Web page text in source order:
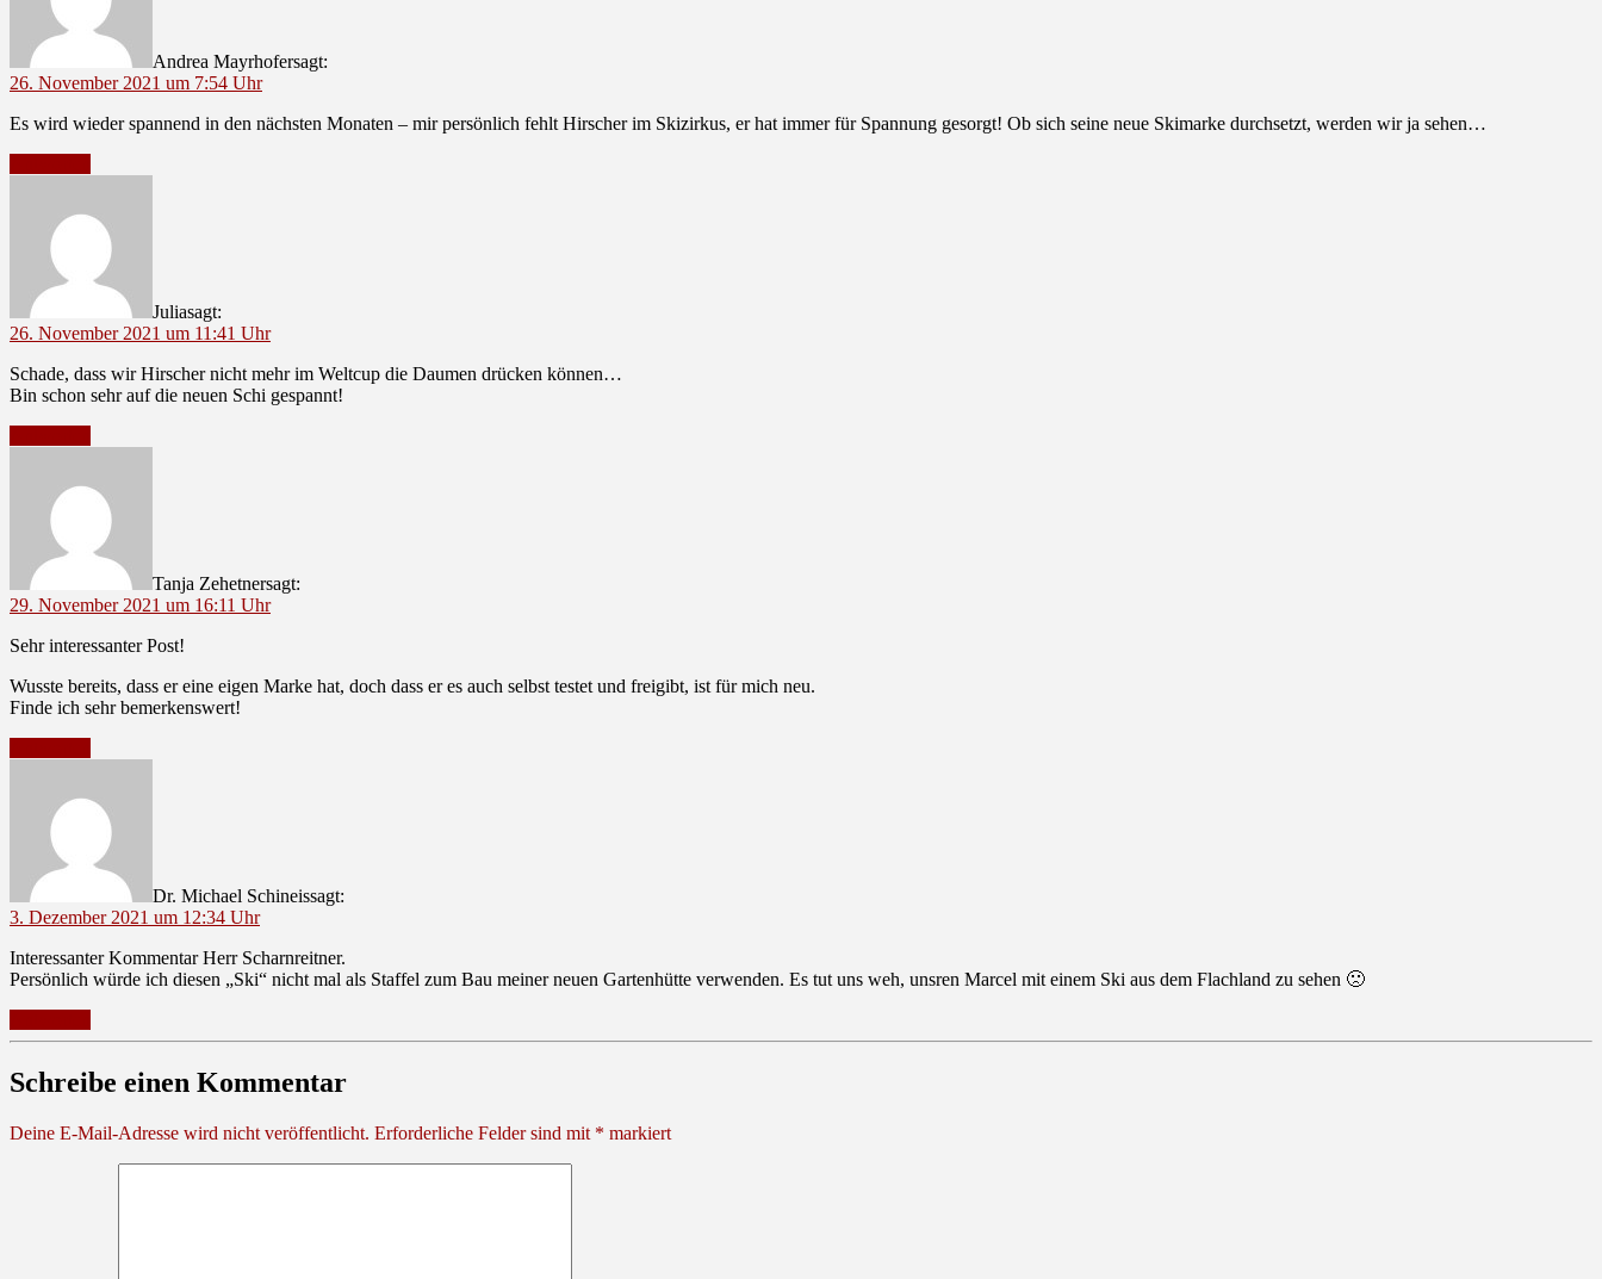
Andrea Mayrhofersagt:
26. November 2021 um 7:54 Uhr
Es wird wieder spannend in den nächsten Monaten – mir persönlich fehlt Hirscher im Skizirkus, er hat immer für Spannung gesorgt! Ob sich seine neue Skimarke durchsetzt, werden wir ja sehen…
Juliasagt:
26. November 2021 um 11:41 Uhr
Schade, dass wir Hirscher nicht mehr im Weltcup die Daumen drücken können…
Bin schon sehr auf die neuen Schi gespannt!
Tanja Zehetnersagt:
29. November 2021 um 16:11 Uhr
Sehr interessanter Post!
Wusste bereits, dass er eine eigen Marke hat, doch dass er es auch selbst testet und freigibt, ist für mich neu.
Finde ich sehr bemerkenswert!
Dr. Michael Schineissagt:
3. Dezember 2021 um 12:34 Uhr
Interessanter Kommentar Herr Scharnreitner.
Persönlich würde ich diesen „Ski“ nicht mal als Staffel zum Bau meiner neuen Gartenhütte verwenden. Es tut uns weh, unsren Marcel mit einem Ski aus dem Flachland zu sehen 🙁
Schreibe einen Kommentar
Deine E-Mail-Adresse wird nicht veröffentlicht. Erforderliche Felder sind mit * markiert